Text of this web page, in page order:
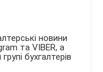
новини
та VIBER, а
бухгалтерів